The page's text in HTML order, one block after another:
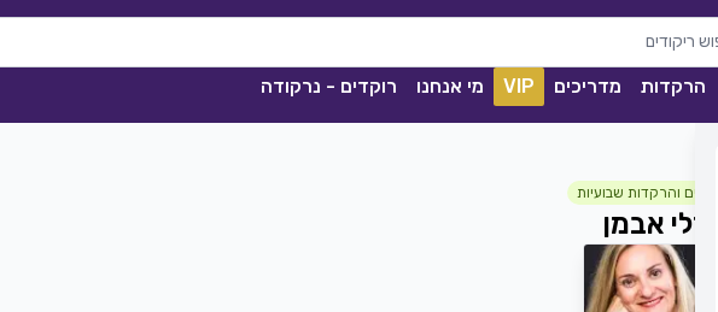
הרקדות מדריכים VIP מי אנחנו רוקדים - נרקודה
חוגים והרקדות שבועיות
רלי אבמן